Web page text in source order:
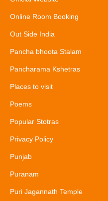
Online Room Booking
Out Side India
Pancha bhoota Stalam
Pancharama Kshetras
Places to visit
Poems
Popular Stotras
Privacy Policy
Punjab
Puranam
Puri Jagannath Temple